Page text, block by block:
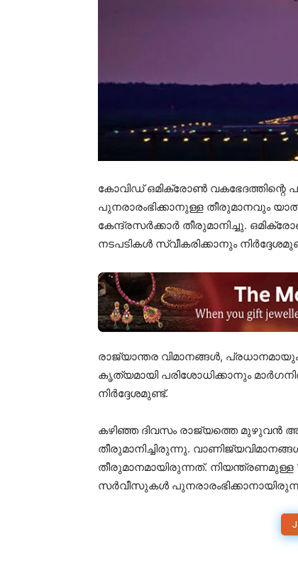
കോവിഡ് ഒമിക്രോൺ
പുനരാരംഭിക്കാനുള്ള തീരുമാനവും
കേന്ദ്രസർക്കാർ തീരുമാനിച്ചു.
നടപടികൾ സ്വീകരിക്കാനും
രാജ്യാന്തര വിമാനങ്ങൾ,
കൃത്യമായി പരിശോധിക്കാനും
നിർദ്ദേശമുണ്ട്.
കഴിഞ്ഞ ദിവസം രാജ്യത്തെ മുഴുവൻ
തീരുമാനിച്ചിരുന്നു.
തീരുമാനമായിരുന്നത്. നിയന്ത്രണമുള്ള
സർവീസുകൾ